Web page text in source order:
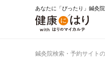
あなたに「ぴったり」鍼灸
鍼灸院検索・予約サイト